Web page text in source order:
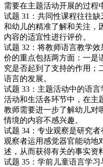
需要在主题活动开展的过程
试题 31：共同性课程往往
和幼儿的精准了解和关注，
内容的适宜性进行评价。
试题 32：将教师语言教学
价的重点包括两方面：一是
究是否起到了支持的作用；
语言的发展。
试题 33：主题活动中的语
活动和生活各环节中，在主
教师需要进一步了解幼儿对
情境的内容不感兴趣。
试题 34：专业观察是研究
观察者运用感觉器官能动地
述，从而获得有关的事实资
试题 35：学前儿童语言学